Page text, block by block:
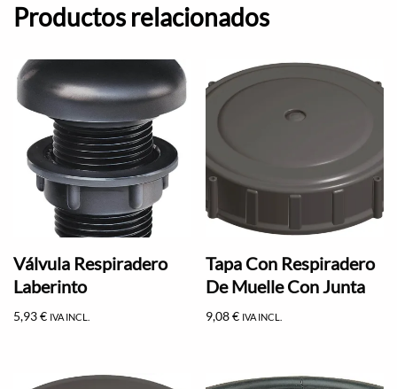
Productos relacionados
Válvula Respiradero
Laberinto
5,93€ IVA INCL.
Tapa Con Respiradero
De Muelle Con Junta
9,08€ IVA INCL.